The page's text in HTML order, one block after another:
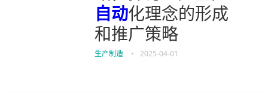
自动化理念的形成
和推广策略
生产制造 • 2025-04-01